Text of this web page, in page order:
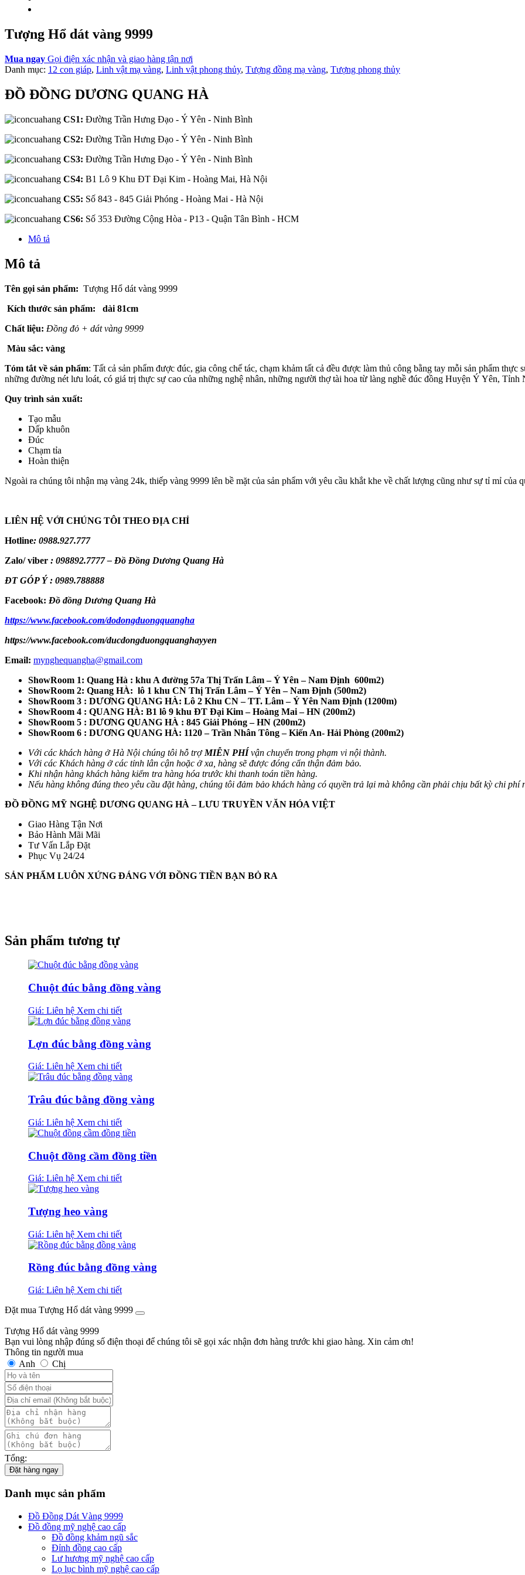
Tượng Hổ dát vàng 9999
Mua ngay Gọi điện xác nhận và giao hàng tận nơi
Danh mục: 12 con giáp, Linh vật mạ vàng, Linh vật phong thủy, Tượng đồng mạ vàng, Tượng phong thủy
ĐỒ ĐỒNG DƯƠNG QUANG HÀ
CS1: Đường Trần Hưng Đạo - Ý Yên - Ninh Bình
CS2: Đường Trần Hưng Đạo - Ý Yên - Ninh Bình
CS3: Đường Trần Hưng Đạo - Ý Yên - Ninh Bình
CS4: B1 Lô 9 Khu ĐT Đại Kim - Hoàng Mai, Hà Nội
CS5: Số 843 - 845 Giải Phóng - Hoàng Mai - Hà Nội
CS6: Số 353 Đường Cộng Hòa - P13 - Quận Tân Bình - HCM
Mô tả
Mô tả
Tên gọi sản phẩm: Tượng Hổ dát vàng 9999
Kích thước sản phẩm: dài 81cm
Chất liệu: Đồng đỏ + dát vàng 9999
Màu sắc: vàng
Tóm tắt về sản phẩm: Tất cả sản phẩm được đúc, gia công chế tác, chạm khảm tất cả đều được làm thủ công bằng tay mỗi sản phẩm
những đường nét lưu loát, có giá trị thực sự cao của những nghệ nhân, những người thợ tài hoa từ làng nghề đúc đồng Huyện Ý Yên, Tỉnh
Quy trình sản xuất:
Tạo mẫu
Dấp khuôn
Đúc
Chạm tỉa
Hoàn thiện
Ngoài ra chúng tôi nhận mạ vàng 24k, thiếp vàng 9999 lên bề mặt của sản phẩm với yêu cầu khắt khe về chất lượng cũng như sự tỉ mỉ của
LIÊN HỆ VỚI CHÚNG TÔI THEO ĐỊA CHỈ
Hotline: 0988.927.777
Zalo/ viber : 098892.7777 – Đồ Đồng Dương Quang Hà
ĐT GÓP Ý : 0989.788888
Facebook: Đồ đồng Dương Quang Hà
https://www.facebook.com/dodongduongquangha
https://www.facebook.com/ducdongduongquanghayyen
Email: mynghequangha@gmail.com
ShowRoom 1: Quang Hà : khu A đường 57a Thị Trấn Lâm – Ý Yên – Nam Định 600m2)
ShowRoom 2: Quang HÀ: lô 1 khu CN Thị Trấn Lâm – Ý Yên – Nam Định (500m2)
ShowRoom 3 : DƯƠNG QUANG HÀ: Lô 2 Khu CN – TT. Lâm – Ý Yên Nam Định (1200m)
ShowRoom 4 : QUANG HÀ: B1 lô 9 khu ĐT Đại Kim – Hoàng Mai – HN (200m2)
ShowRoom 5 : DƯƠNG QUANG HÀ : 845 Giải Phóng – HN (200m2)
ShowRoom 6 : DƯƠNG QUANG HÀ: 1120 – Trần Nhân Tông – Kiến An- Hải Phòng (200m2)
Với các khách hàng ở Hà Nội chúng tôi hỗ trợ MIỄN PHÍ vận chuyển trong phạm vi nội thành.
Với các Khách hàng ở các tỉnh lân cận hoặc ở xa, hàng sẽ được đóng cẩn thận đảm bảo.
Khi nhận hàng khách hàng kiểm tra hàng hóa trước khi thanh toán tiền hàng.
Nếu hàng không đúng theo yêu cầu đặt hàng, chúng tôi đảm bảo khách hàng có quyền trả lại mà không cần phải chịu bất kỳ chi phí
ĐỒ ĐỒNG MỸ NGHỆ DƯƠNG QUANG HÀ – LƯU TRUYỀN VĂN HÓA VIỆT
Giao Hàng Tận Nơi
Bảo Hành Mãi Mãi
Tư Vấn Lắp Đặt
Phục Vụ 24/24
SẢN PHẨM LUÔN XỨNG ĐÁNG VỚI ĐỒNG TIỀN BẠN BỎ RA
Sản phẩm tương tự
Chuột đúc bằng đồng vàng
Giá: Liên hệ Xem chi tiết
Lợn đúc bằng đồng vàng
Giá: Liên hệ Xem chi tiết
Trâu đúc bằng đồng vàng
Giá: Liên hệ Xem chi tiết
Chuột đồng cầm đồng tiền
Giá: Liên hệ Xem chi tiết
Tượng heo vàng
Giá: Liên hệ Xem chi tiết
Rồng đúc bằng đồng vàng
Giá: Liên hệ Xem chi tiết
Đặt mua Tượng Hổ dát vàng 9999
Tượng Hổ dát vàng 9999
Bạn vui lòng nhập đúng số điện thoại để chúng tôi sẽ gọi xác nhận đơn hàng trước khi giao hàng. Xin cảm ơn!
Thông tin người mua
Anh
Chị
Tổng:
Đặt hàng ngay
Danh mục sản phẩm
Đồ Đồng Dát Vàng 9999
Đồ đồng mỹ nghệ cao cấp
Đồ đồng khảm ngũ sắc
Đỉnh đồng cao cấp
Lư hương mỹ nghệ cao cấp
Lọ lục bình mỹ nghệ cao cấp